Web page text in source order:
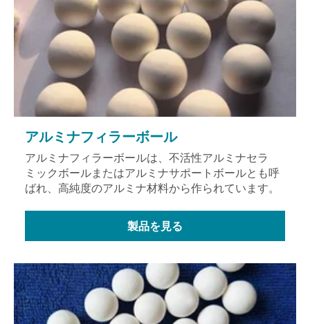
アルミナフィラーボール
アルミナフィラーボールは、不活性アルミナセラ
ミックボールまたはアルミナサポートボールとも呼
ばれ、高純度のアルミナ材料から作られています。
製品を見る